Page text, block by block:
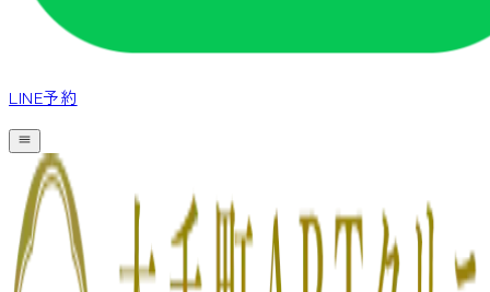
LINE予約